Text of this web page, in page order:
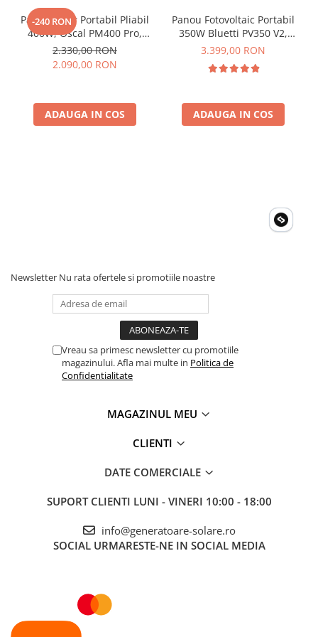
Roboti Pornire Auto
Statii de incarcare vehicule
Stabilizatoare Tensiune
Scule si aparate
Termometre
Multimetre de Banc
Accesorii instrumente de masura
Camere Termice
-240 RON
Panou Solar Portabil Pliabil
400W, Oscal PM400 Pro,
Monocristalin, ETFE, IP67
2.330,00 RON
2.090,00 RON
ADAUGA IN COS
Panou Fotovoltaic Portabil
350W Bluetti PV350 V2,
Monocristalin, MC4, ETFE,
3.399,00 RON
ADAUGA IN COS
Newsletter Nu rata ofertele si promotiile noastre
Vreau sa primesc newsletter cu promotiile
magazinului. Afla mai multe in Politica de
Confidentialitate
MAGAZINUL MEU
CLIENTI
DATE COMERCIALE
SUPORT CLIENTI LUNI - VINERI 10:00 - 18:00
info@generatoare-solare.ro
SOCIAL URMARESTE-NE IN SOCIAL MEDIA